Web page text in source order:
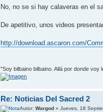
No, no se si hay calaveras en el
De apetitivo, unos videos
http://download.ascaron.com/
"Soy bilbaino bilbaino. Allá por donde
Re: Noticias Del Sacred 2
Autor:Wargod » Jueves, 18